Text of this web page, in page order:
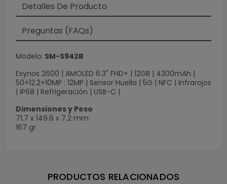
Detalles De Producto
Preguntas (FAQs)
Modelo: SM-S942B
Exynos 2600 | AMOLED 6.3" FHD+ | 12GB | 4300mAh |
50+12.2+10MP : 12MP | Sensor Huella | 5G | NFC | Infrarojos
| IP68 | Refrigeración | USB-C |
Dimensiones y Peso
71.7 x 149.6 x 7.2 mm
167 gr
PRODUCTOS RELACIONADOS